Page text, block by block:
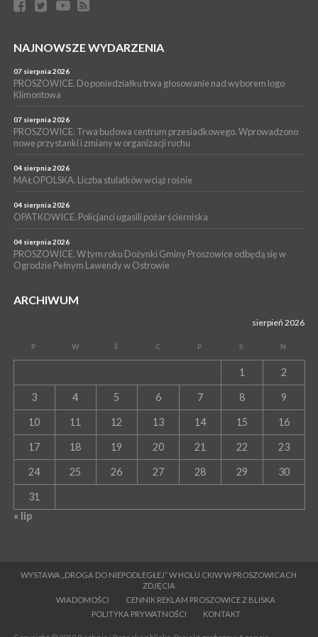
[ZDJĘCIA]
16 lipca 2026
Pałecznicy będą obsługiwani w Proszowicach
WYDARZENIA
PROSZOWICE. W parku Warsztaty Edukacyjno-Przyrodnicze
NOC CIEM
15 lipca 2026
PROSZOWICE. Już za tydzień kolejne zajęcia z cyklu „Wakacyjne
NAJNOWSZE WYDARZENIA
07 sierpnia 2026
PROSZOWICE. Do poniedziałku trwa głosowanie nad wyborem logo
Klimontowa
07 sierpnia 2026
PROSZOWICE. Trwa budowa centrum przesiadkowego. Wprowadzono
nowe przystanki i zmiany w organizacji ruchu
04 sierpnia 2026
MAŁOPOLSKA. Liczba stulatków wciąż rośnie
04 sierpnia 2026
OPATKOWICE. Policjanci ugasili pożar ścierniska
04 sierpnia 2026
PROSZOWICE. W tym roku Dożynki Gminy Proszowice odbędą się w
Ogrodzie Pełnym Lawendy w Ostrowie
ARCHIWUM
sierpień 2026
P W Ś C P S N
1 2
3 4 5 6 7 8 9
10 11 12 13 14 15 16
17 18 19 20 21 22 23
24 25 26 27 28 29 30
31
« lip
WYSTAWA „DROGA DO NIEPODLEGŁEJ” W HOLU CKIW W PROSZOWICACH
ZDJĘCIA
WIADOMOŚCI
CENNIK REKLAM PROSZOWICE Z BLISKA
POLITYKA PRYWATNOŚCI
KONTAKT